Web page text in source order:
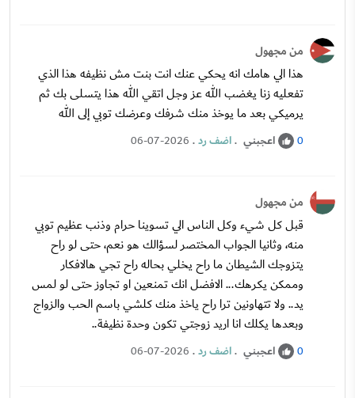
من مجهول
هذا الي هامك انه يحكي عنك انت بنت مش نظيفه هذا الذي
تفعليه زنا يغضب الله عز وجل اتقي الله هذا يتسلى بك ثم
يرميكي بعد ما يوخذ منك شرفك وعرضك توبي إلى الله
0 اعجبني .اضف رد.
06-07-2026
من مجهول
قبل كل شيء وكل الناس الي تسوينا حرام وذنب عظيم توبي
منه، وثانيا الجواب المختصر لسؤالك هو نعم، حتى لو راح
يتزوجك الشيطان ما راح يخلي بحاله راح تجي هالافكار
وممكن يكرهك... الافضل انك تمنعين او تجاوز حتى لو لمس
يد.. ولا تتهاونين ترا راح ياخذ منك كلشي باسم الحب والزواج
وبعدها يكلك انا اريد زوجتي تكون وحدة نظيفة..
0 اعجبني .اضف رد.
06-07-2026